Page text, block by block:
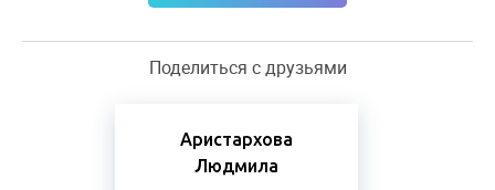
Поделиться с друзьями
Аристархова
Людмила